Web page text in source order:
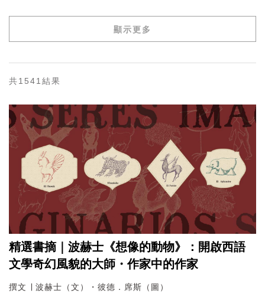
顯示更多
共1541結果
精選書摘｜波赫士《想像的動物》：開啟西語
文學奇幻風貌的大師・作家中的作家
撰文 ∣ 波赫士（文）・彼德．席斯（圖）